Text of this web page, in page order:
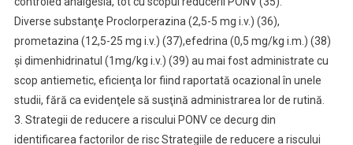
Diverse substanţe Proclorperazina (2,5-5 mg i.v.) (36),
prometazina (12,5-25 mg i.v.) (37),efedrina (0,5 mg/kg i.m.) (38)
şi dimenhidrinatul (1mg/kg i.v.) (39) au mai fost administrate cu
scop antiemetic, eficienţa lor fiind raportată ocazional în unele
studii, fără ca evidenţele să susţină administrarea lor de rutină.
3. Strategii de reducere a riscului PONV ce decurg din
identificarea factorilor de risc Strategiile de reducere a riscului